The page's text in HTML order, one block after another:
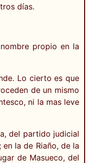
días.
propio en la
Lo cierto es que
de un mismo
ni la mas leve
del partido judicial
la de Riaño, de la
de Masueco, del